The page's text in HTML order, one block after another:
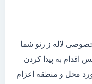
لاله زارنو شما
اقدام به پیدا کردن
محل و منطقه اعزام